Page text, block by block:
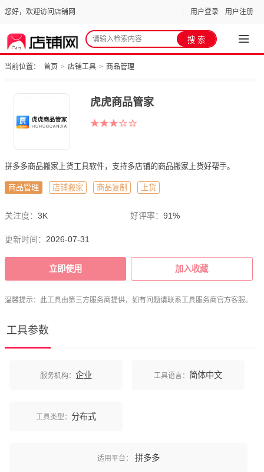
您好，欢迎访问店铺网 用户登录 用户注册
当前位置： 首页 > 店铺工具 > 商品管理
虎虎商品管家
拼多多商品搬家上货工具软件，支持多店铺的商品搬家上货好帮手。
商品管理 店铺搬家 商品复制 上货
关注度： 3K 好评率： 91%
更新时间： 2026-07-31
立即使用 加入收藏
温馨提示：此工具由第三方服务商提供，如有问题请联系工具服务商官方客服。
工具参数
服务机构： 企业 工具语言： 简体中文
工具类型： 分布式
适用平台： 拼多多